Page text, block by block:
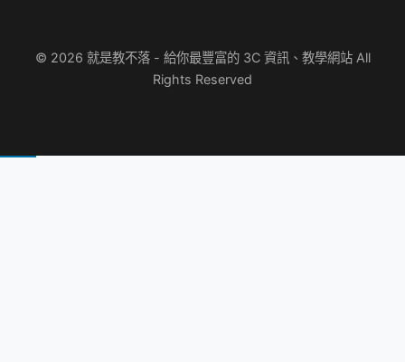
© 2026 就是教不落 - 給你最豐富的 3C 資訊、教學網站 All
Rights Reserved